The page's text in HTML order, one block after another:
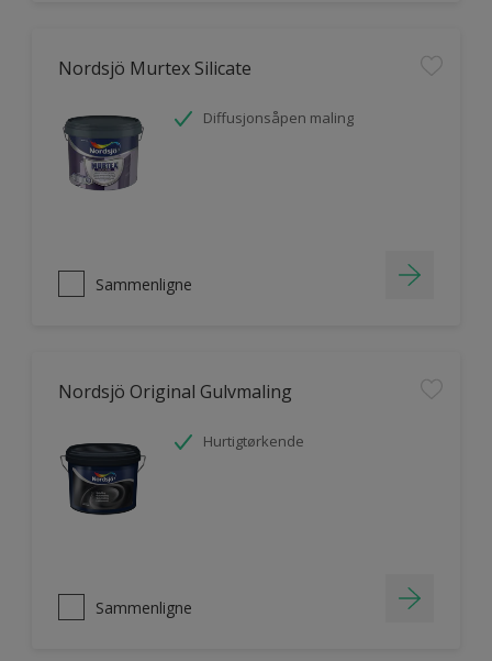
Nordsjö Murtex Silicate
Diffusjonsåpen maling
Sammenligne
Nordsjö Original Gulvmaling
Hurtigtørkende
Sammenligne